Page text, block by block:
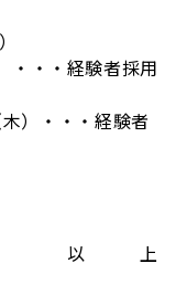
・・経験者採用
・経験者
以 上